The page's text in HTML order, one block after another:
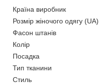
Країна виробник
Розмір жіночого одягу (UA)
Фасон штанів
Колір
Посадка
Тип тканини
Стиль